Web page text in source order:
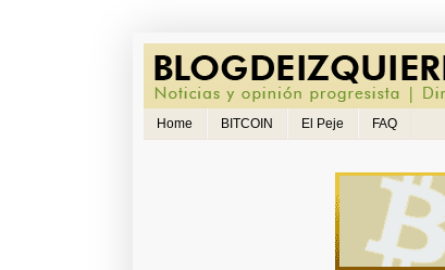
Home BITCOIN El Peje FAQ